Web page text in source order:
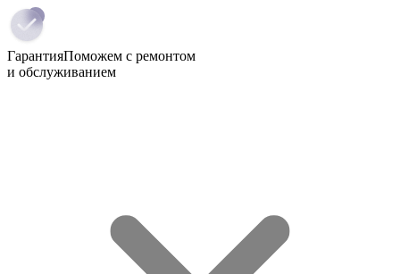
ГарантияПоможем с ремонтом
и обслуживанием